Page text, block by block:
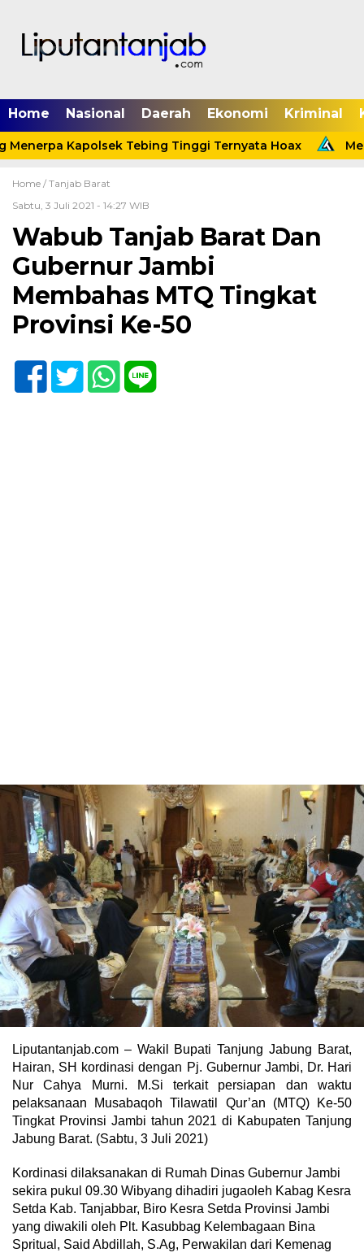
Home Nasional Daerah Ekonomi Kriminal
Kapolsek Tebing Tinggi Ternyata Hoax
Home / Tanjab Barat
Sabtu, 3 Juli 2021 - 14:27 WIB
Wabub Tanjab Barat Dan
Gubernur Jambi
Membahas MTQ Tingkat
Provinsi Ke-50
Liputantanjab.com – Wakil Bupati Tanjung Jabung Barat,
Hairan, SH kordinasi dengan Pj. Gubernur Jambi, Dr. Hari
Nur Cahya Murni. M.Si terkait persiapan dan waktu
pelaksanaan Musabaqoh Tilawatil Qur’an (MTQ) Ke-50
Tingkat Provinsi Jambi tahun 2021 di Kabupaten Tanjung
Jabung Barat. (Sabtu, 3 Juli 2021)
Kordinasi dilaksanakan di Rumah Dinas Gubernur Jambi
sekira pukul 09.30 Wibyang dihadiri jugaoleh Kabag Kesra
Setda Kab. Tanjabbar, Biro Kesra Setda Provinsi Jambi
yang diwakili oleh Plt. Kasubbag Kelembagaan Bina
Spritual, Said Abdillah, S.Ag, Perwakilan dari Kemenag